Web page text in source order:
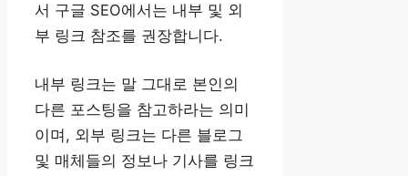
서 구글 SEO에서는 내부 및 외
부 링크 참조를 권장합니다.
내부 링크는 말 그대로 본인의
다른 포스팅을 참고하라는 의미
이며, 외부 링크는 다른 블로그
및 매체들의 정보나 기사를 링크